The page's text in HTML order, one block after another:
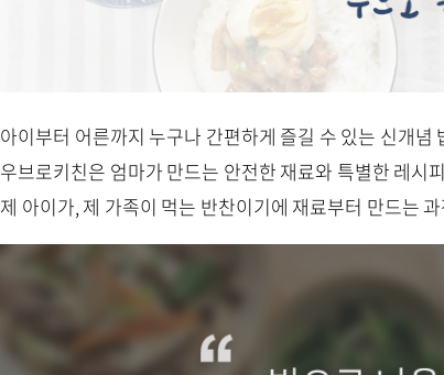
아이부터 어른까지 누구나 간편하게 즐길 수 있는 신개념
우브로키친은 엄마가 만드는 안전한 재료와 특별한 레시
제 아이가, 제 가족이 먹는 반찬이기에 재료부터 만드는